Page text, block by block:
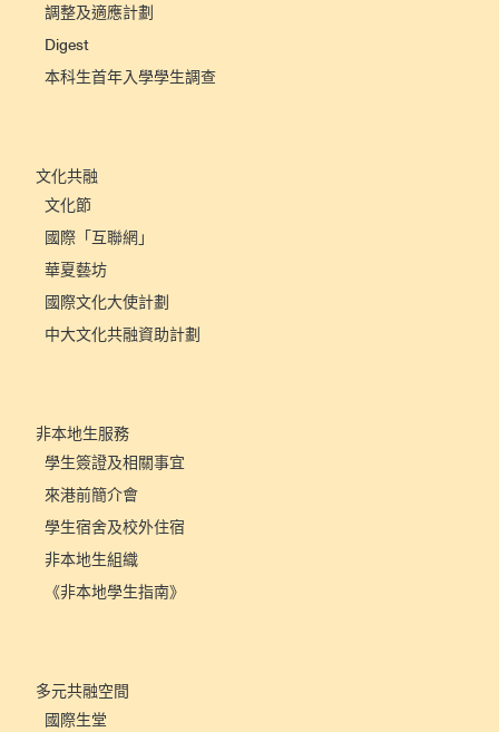
調整及適應計劃
Digest
本科生首年入學學生調查
文化共融
文化節
國際「互聯網」
華夏藝坊
國際文化大使計劃
中大文化共融資助計劃
非本地生服務
學生簽證及相關事宜
來港前簡介會
學生宿舍及校外住宿
非本地生組織
《非本地學生指南》
多元共融空間
國際生堂